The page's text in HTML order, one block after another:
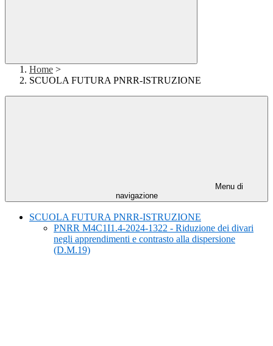
Home >
SCUOLA FUTURA PNRR-ISTRUZIONE
Menu di
navigazione
SCUOLA FUTURA PNRR-ISTRUZIONE
PNRR M4C1I1.4-2024-1322 - Riduzione dei divari
negli apprendimenti e contrasto alla dispersione
(D.M.19)